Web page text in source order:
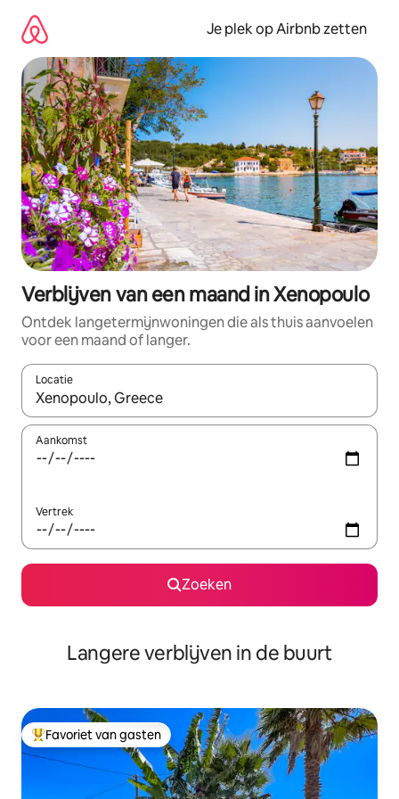
direct
naar
inhoud
Je plek op Airbnb zetten
Verblijven van een maand in Xenopoulo
Ontdek langetermijnwoningen die als thuis aanvoelen
voor een maand of langer.
Locatie
Wanneer er resultaten beschikbaar zijn, maak je een keuze
Aankomst
Vertrek
Zoeken
Langere verblijven in de buurt
Topfavoriet van gasten
Favoriet van gasten